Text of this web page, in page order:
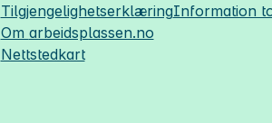
Tilgjengelighetserklæring
Om arbeidsplassen.no
Nettstedkart
Information